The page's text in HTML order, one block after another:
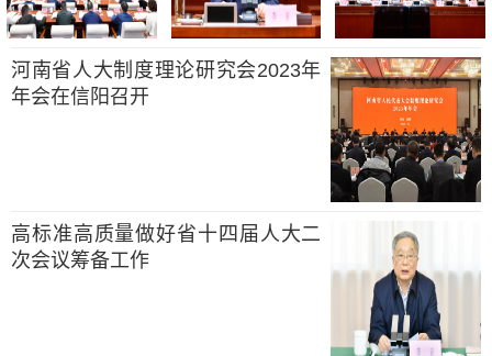
河南省人大制度理论研究会2023年
年会在信阳召开
高标准高质量做好省十四届人大二
次会议筹备工作